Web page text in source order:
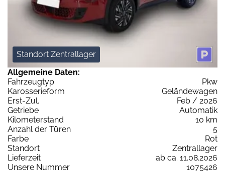
Standort Zentrallager
Allgemeine Daten:
Fahrzeugtyp
Pkw
Karosserieform
Geländewagen
Erst-Zul.
Feb / 2026
Getriebe
Automatik
Kilometerstand
10 km
Anzahl der Türen
5
Farbe
Rot
Standort
Zentrallager
Lieferzeit
ab ca. 11.08.2026
Unsere Nummer
1075426